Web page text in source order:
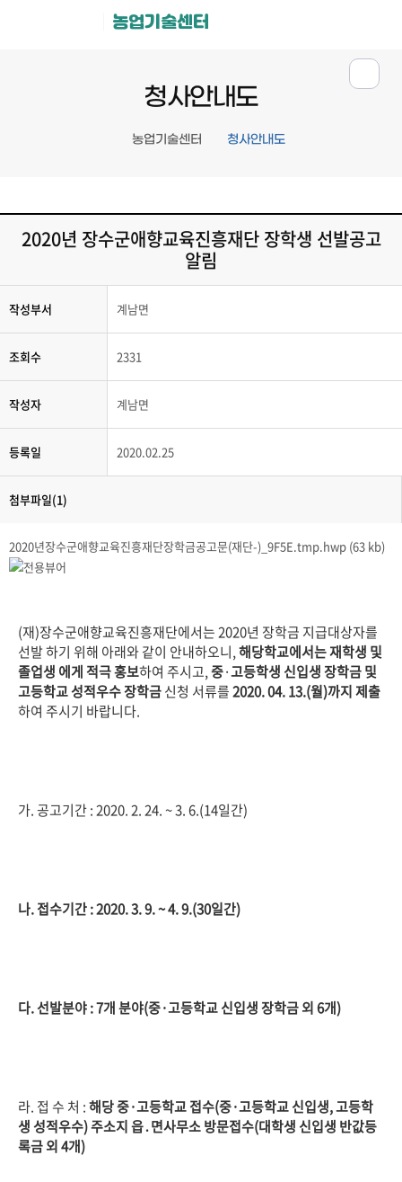
농업기술센터
청사안내도
농업기술센터 청사안내도
2020년 장수군애향교육진흥재단 장학생 선발공고
알림
작성부서 계남면
조회수 2331
작성자 계남면
등록일 2020.02.25
첨부파일(1)
2020년장수군애향교육진흥재단장학금공고문(재단-)_9F5E.tmp.hwp (63 kb)
(재)장수군애향교육진흥재단에서는 2020년 장학금 지급대상자를
선발 하기 위해 아래와 같이 안내하오니,해당학교에서는 재학생 및
졸업생 에게 적극 홍보하여 주시고,중·고등학생 신입생 장학금 및
고등학교성적우수 장학금신청 서류를2020. 04. 13.(월)까지 제출
하여 주시기 바랍니다.
가. 공고기간 : 2020. 2. 24. ~ 3. 6.(14일간)
나.접수기간:2020. 3. 9. ~ 4. 9.(30일간)
다. 선발분야 : 7개 분야(중·고등학교 신입생 장학금 외 6개)
라. 접 수 처 :해당 중·고등학교 접수(중·고등학교 신입생,고등학
생 성적우수)주소지 읍․면사무소 방문접수(대학생 신입생 반값등
록금 외4개)